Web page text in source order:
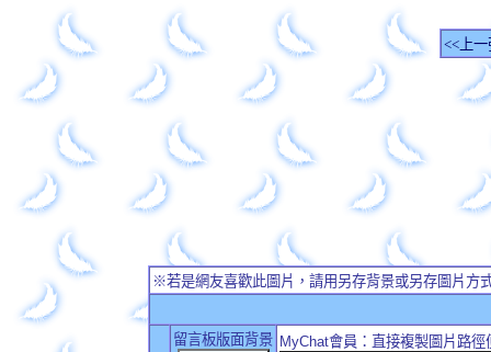
<<上一
※若是網友喜歡此圖片，請用另存背景或另存圖片方
留言板版面背景 MyChat會員：直接複製圖片路